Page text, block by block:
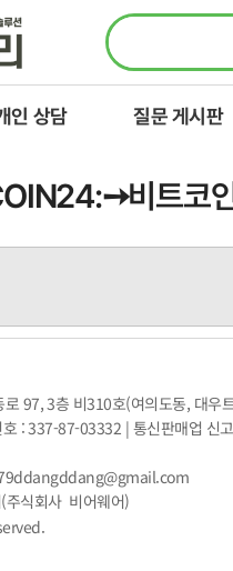
인 상담 질문 게시판
비트코
97, 3층 비310호(여의도동, 대우
: 337-87-03332 | 통신판매업 신
주식회사 비어웨어)